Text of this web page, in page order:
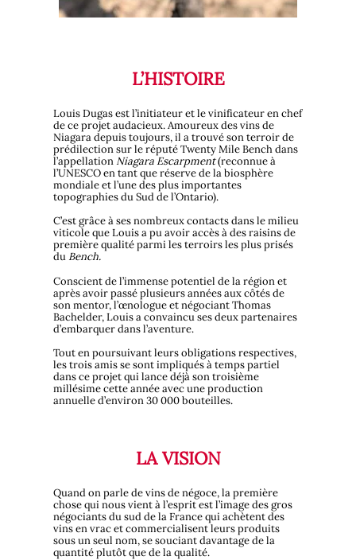
L’HISTOIRE
Louis Dugas est l’initiateur et le vinificateur en chef
de ce projet audacieux. Amoureux des vins de
Niagara depuis toujours, il a trouvé son terroir de
prédilection sur le réputé Twenty Mile Bench dans
l’appellation Niagara Escarpment(reconnue à
l’UNESCO en tant que réserve de la biosphère
mondiale et l’une des plus importantes
topographies du Sud de l’Ontario).
C’est grâce à ses nombreux contacts dans le milieu
viticole que Louis a pu avoir accès à des raisins de
première qualité parmi les terroirs les plus prisés
duBench.
Conscient de l’immense potentiel de la région et
après avoir passé plusieurs années aux côtés de
son mentor, l’œnologue et négociant Thomas
Bachelder, Louis a convaincu ses deux partenaires
d’embarquer dans l’aventure.
Tout en poursuivant leurs obligations respectives,
les trois amis se sont impliqués à temps partiel
dans ce projet qui lance déjà son troisième
millésime cette année avec une production
annuelle d’environ 30 000 bouteilles.
LA VISION
Quand on parle de vins de négoce, la première
chose qui nous vient à l’esprit est l’image des gros
négociants du sud de la France qui achètent des
vins en vrac et commercialisent leurs produits
sous un seul nom, se souciant davantage de la
quantité plutôt que de la qualité.